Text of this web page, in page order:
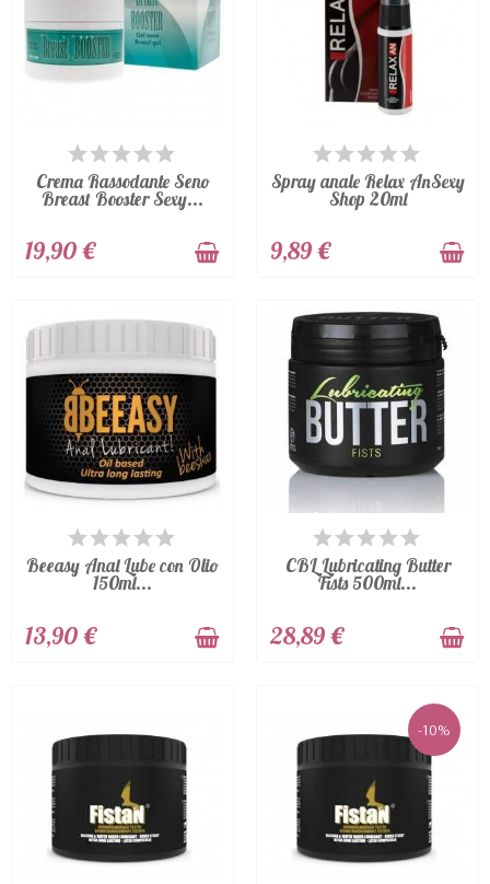
DISPONIBILE
Crema Rassodante Seno
Breast Booster Sexy...
19,90 €
DISPONIBILE
Spray anale Relax AnSexy
Shop 20ml
9,89 €
ULTIMI ARTICOLI IN
MAGAZZINO
Beeasy Anal Lube con Olio
150ml...
13,90 €
ULTIMI ARTICOLI IN
MAGAZZINO
CBL Lubricating Butter
Fists 500ml...
28,89 €
-10%